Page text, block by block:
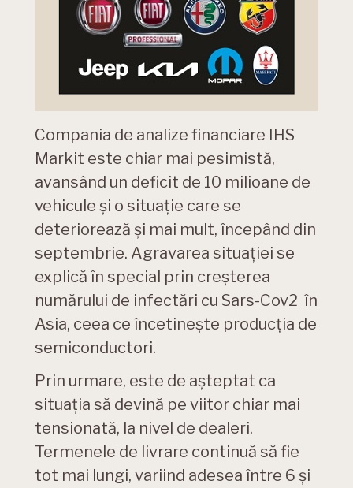
Compania de analize financiare IHS
Markit este chiar mai pesimistă,
avansând un deficit de 10 milioane de
vehicule și o situație care se
deteriorează și mai mult, începând din
septembrie. Agravarea situației se
explică în special prin creșterea
numărului de infectări cu Sars-Cov2 în
Asia, ceea ce încetinește producția de
semiconductori.
Prin urmare, este de așteptat ca
situația să devină pe viitor chiar mai
tensionată, la nivel de dealeri.
Termenele de livrare continuă să fie
tot mai lungi, variind adesea între 6 și